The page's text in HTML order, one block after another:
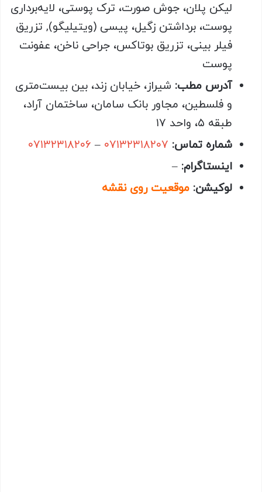
لیکن پلان، جوش صورت، ترک پوستی، لایه‌برداری
پوست، برداشتن زگیل، پیسی (ویتیلیگو), تزریق
فیلر بینی، تزریق بوتاکس، جراحی ناخن، عفونت
پوست
آدرس مطب: شیراز، خیابان زند، بین بیست‌متری
و فلسطین، مجاور بانک سامان، ساختمان آراد،
طبقه ۵، واحد ۱۷
شماره تماس:
–۰۷۱۳۲۳۱۸۲۰۶
اینستاگرام: –
لوکیشن: موقعیت روی نقشه